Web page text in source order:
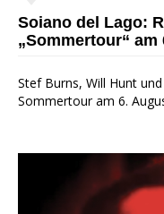
Soiano del Lago:
„Sommertour“ am
Stef Burns, Will Hunt
Sommertour am 6.